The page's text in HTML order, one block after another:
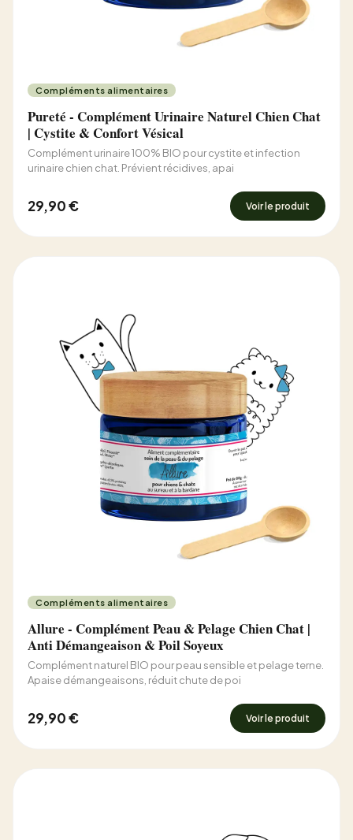
Compléments alimentaires
Pureté - Complément Urinaire Naturel Chien Chat
| Cystite & Confort Vésical
Complément urinaire 100% BIO pour cystite et infection
urinaire chien chat. Prévient récidives, apai
29,90 € Voir le produit
Compléments alimentaires
Allure - Complément Peau & Pelage Chien Chat |
Anti Démangeaison & Poil Soyeux
Complément naturel BIO pour peau sensible et pelage terne.
Apaise démangeaisons, réduit chute de poi
29,90 € Voir le produit